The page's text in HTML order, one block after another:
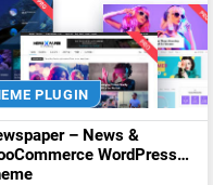
PLUGIN
– News &
WordPress